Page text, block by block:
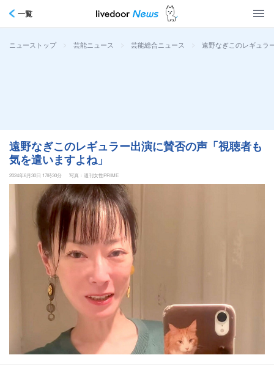
一覧
ニューストップ > 芸能ニュース > 芸能総合ニュース > 遠野なぎこのレギュラ
遠野なぎこのレギュラー出演に賛否の声「視聴者も
気を遣いますよね」
2024年6月30日 17時30分 写真：週刊女性PRIME